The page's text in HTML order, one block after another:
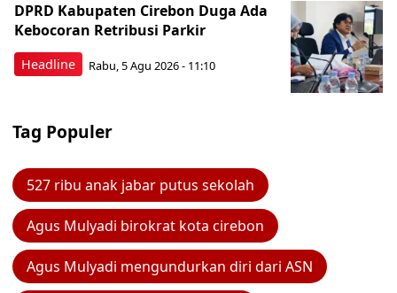
Headline
DPRD Kabupaten Cirebon Duga Ada
Kebocoran Retribusi Parkir
Rabu, 5 Agu 2026 - 11:10
Tag Populer
527 ribu anak jabar putus sekolah
Agus Mulyadi birokrat kota cirebon
Agus Mulyadi mengundurkan diri dari ASN